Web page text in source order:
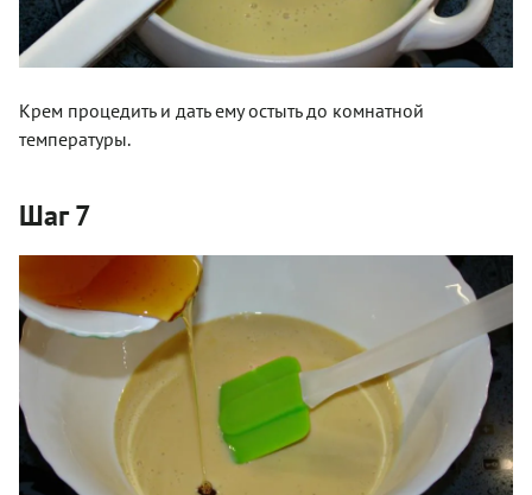
Крем процедить и дать ему остыть до комнатной
температуры.
Шаг 7